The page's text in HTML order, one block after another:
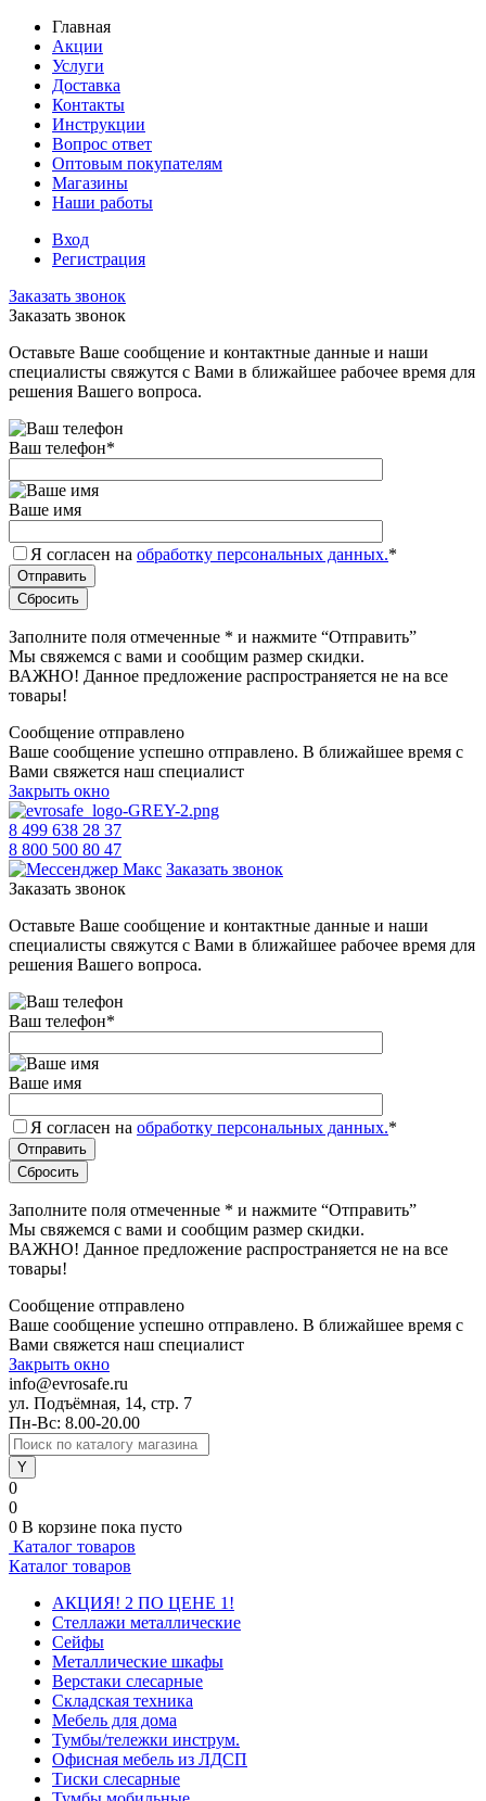
Главная
Акции
Услуги
Доставка
Контакты
Инструкции
Вопрос ответ
Оптовым покупателям
Магазины
Наши работы
Вход
Регистрация
Заказать звонок
Заказать звонок
Оставьте Ваше сообщение и контактные данные и наши
специалисты свяжутся с Вами в ближайшее рабочее время для
решения Вашего вопроса.
Ваш телефон*
Ваше имя
Я согласен на обработку персональных данных.*
Заполните поля отмеченные * и нажмите “Отправить”
Мы свяжемся с вами и сообщим размер скидки.
ВАЖНО! Данное предложение распространяется не на все
товары!
Сообщение отправлено
Ваше сообщение успешно отправлено. В ближайшее время с
Вами свяжется наш специалист
Закрыть окно
8 499 638 28 37
8 800 500 80 47
Заказать звонок
Заказать звонок
Оставьте Ваше сообщение и контактные данные и наши
специалисты свяжутся с Вами в ближайшее рабочее время для
решения Вашего вопроса.
Ваш телефон*
Ваше имя
Я согласен на обработку персональных данных.*
Заполните поля отмеченные * и нажмите “Отправить”
Мы свяжемся с вами и сообщим размер скидки.
ВАЖНО! Данное предложение распространяется не на все
товары!
Сообщение отправлено
Ваше сообщение успешно отправлено. В ближайшее время с
Вами свяжется наш специалист
Закрыть окно
info@evrosafe.ru
ул. Подъёмная, 14, стр. 7
Пн-Вс: 8.00-20.00
0
0
0 В корзине пока пусто
Каталог товаров
Каталог товаров
АКЦИЯ! 2 ПО ЦЕНЕ 1!
Стеллажи металлические
Сейфы
Металлические шкафы
Верстаки слесарные
Складская техника
Мебель для дома
Тумбы/тележки инструм.
Офисная мебель из ЛДСП
Тиски слесарные